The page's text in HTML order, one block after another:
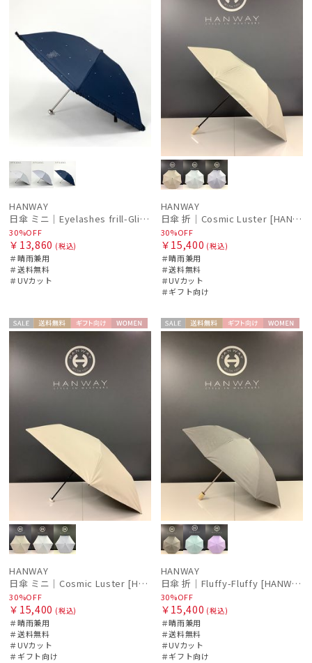
HANWAY
日傘 ミニ｜Eyelashes frill-Glitter [HANWAY]
30%OFF
￥13,860 (税込)
＃晴雨兼用
＃送料無料
＃UVカット
HANWAY
日傘 折｜Cosmic Luster [HANWAY]
30%OFF
￥15,400 (税込)
＃晴雨兼用
＃送料無料
＃UVカット
＃ギフト向け
セー
ル
送料無 ギフト
向け
WOME
HANWAY
日傘 ミニ｜Cosmic Luster [HANWAY]
30%OFF
￥15,400 (税込)
＃晴雨兼用
＃送料無料
＃UVカット
＃ギフト向け
セー
ル
送料無 ギフト
向け
WOME
HANWAY
日傘 折｜Fluffy-Fluffy [HANWAY]
30%OFF
￥15,400 (税込)
＃晴雨兼用
＃送料無料
＃UVカット
＃ギフト向け